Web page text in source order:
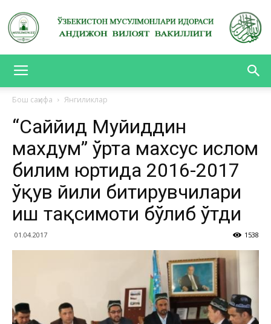
ВИЛОЯТ
Бош саҳифа Янгиликлар
“Саййид Муҳйиддин
махдум” ўрта махсус ислом
билим юртида 2016-2017
ўқув йили битирувчилари
иш тақсимоти бўлиб ўтди
01.04.2017 1538